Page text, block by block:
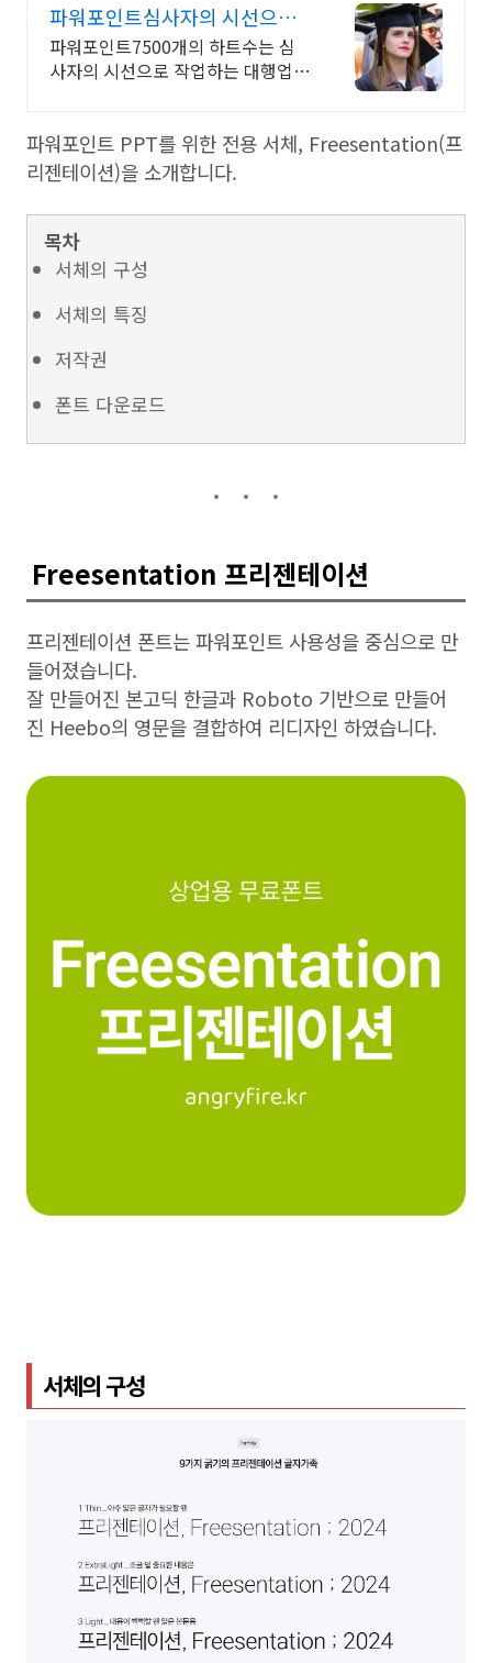
파워포인트심사자의 시선으로!
24시 주말 상담 가능 저렴
파워포인트7500개의 하트수는 심
사자의 시선으로 작업하는 대행업체
보장/각종 모든 문서/24시진행
파워포인트 PPT를 위한 전용 서체, Freesentation(프
리젠테이션)을 소개합니다.
목차
서체의 구성
서체의 특징
저작권
폰트 다운로드
Freesentation 프리젠테이션
프리젠테이션 폰트는 파워포인트 사용성을 중심으로 만
들어졌습니다.
잘 만들어진 본고딕 한글과 Roboto 기반으로 만들어
진 Heebo의 영문을 결합하여 리디자인 하였습니다.
서체의 구성